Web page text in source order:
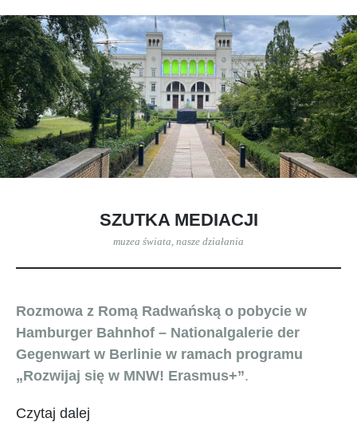
SZUTKA MEDIACJI
muzea świata nasze działania
Rozmowa z Romą Radwańską o pobycie w
Hamburger Bahnhof – Nationalgalerie der
Gegenwart w Berlinie w ramach programu
„Rozwijaj się w MNW! Erasmus+”.
Czytaj dalej